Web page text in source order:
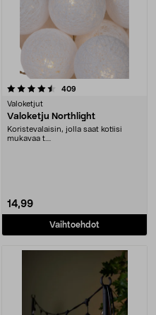
409
Valoketjut
Valoketju Northlight
Koristevalaisin, jolla saat kotiisi
mukavaa t....
14,99
Vaihtoehdot